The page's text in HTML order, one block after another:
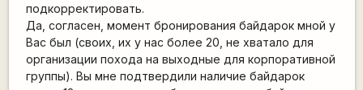
подкорректировать.
Да, согласен, момент бронирования байдарок мной у
Вас был (своих, их у нас более 20, не хватало для
организации похода на выходные для корпоративной
группы). Вы мне подтвердили наличие байдарок